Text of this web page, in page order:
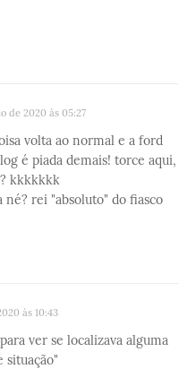
de 2020 às 05:27
volta ao normal e a ford
é piada demais! torce aqui,
kkkkkkk
né? rei "absoluto" do fiasco
às 10:43
ver se localizava alguma
situação"